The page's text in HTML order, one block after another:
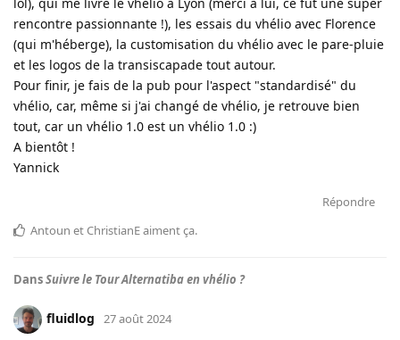
rencontre passionnante !), les essais du vhélio avec Florence
(qui m'héberge), la customisation du vhélio avec le pare-pluie
et les logos de la transiscapade tout autour.
Pour finir, je fais de la pub pour l'aspect "standardisé" du
vhélio, car, même si j'ai changé de vhélio, je retrouve bien
tout, car un vhélio 1.0 est un vhélio 1.0 :)
A bientôt !
Yannick
Répondre
Antoun et ChristianEaiment ça.
DansSuivre le Tour Alternatiba en vhélio ?
fluidlog 27 août 2024